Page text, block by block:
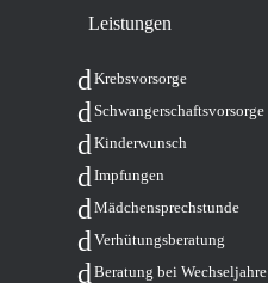
Leis­tun­gen
Krebs­vor­sor­ge
Schwan­ger­schafts­vor­sor­ge
Kin­der­wunsch
Imp­fun­gen
Mäd­chen­sprech­stun­de
Ver­hü­tungs­be­ra­tung
Bera­tung bei Wechseljahre